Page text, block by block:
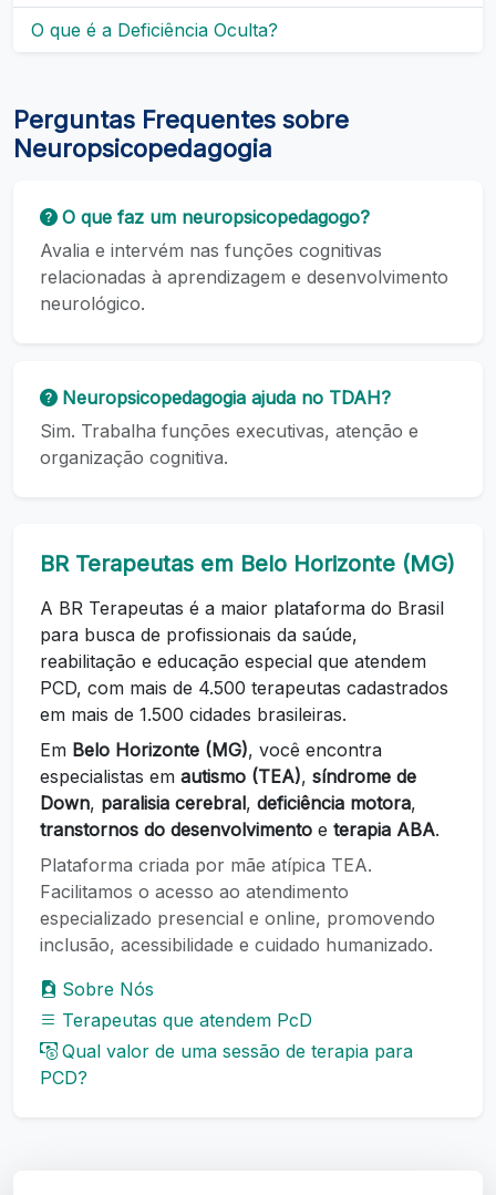
O que é a Deficiência Oculta?
Perguntas Frequentes sobre
Neuropsicopedagogia
O que faz um neuropsicopedagogo?
Avalia e intervém nas funções cognitivas
relacionadas à aprendizagem e desenvolvimento
neurológico.
Neuropsicopedagogia ajuda no TDAH?
Sim. Trabalha funções executivas, atenção e
organização cognitiva.
BR Terapeutas em Belo Horizonte (MG)
A BR Terapeutas é a maior plataforma do Brasil
para busca de profissionais da saúde,
reabilitação e educação especial que atendem
PCD, com mais de 4.500 terapeutas cadastrados
em mais de 1.500 cidades brasileiras.
Em Belo Horizonte (MG), você encontra
especialistas em autismo (TEA), síndrome de
Down, paralisia cerebral, deficiência motora,
transtornos do desenvolvimento e terapia ABA.
Plataforma criada por mãe atípica TEA.
Facilitamos o acesso ao atendimento
especializado presencial e online, promovendo
inclusão, acessibilidade e cuidado humanizado.
Sobre Nós
Terapeutas que atendem PcD
Qual valor de uma sessão de terapia para
PCD?